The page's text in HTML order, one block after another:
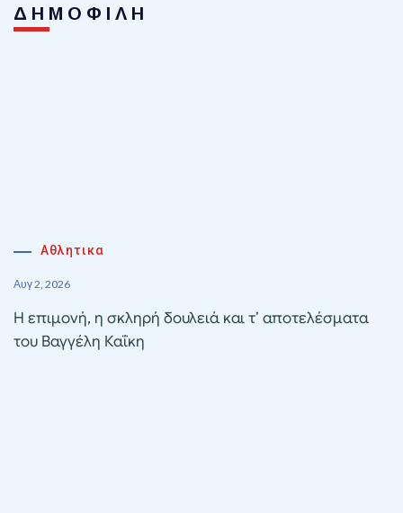
ΔΗΜΟΦΙΛΗ
Αθλητικα
Αυγ 2, 2026
Η επιμονή, η σκληρή δουλειά και τ’ αποτελέσματα
του Βαγγέλη Καΐκη